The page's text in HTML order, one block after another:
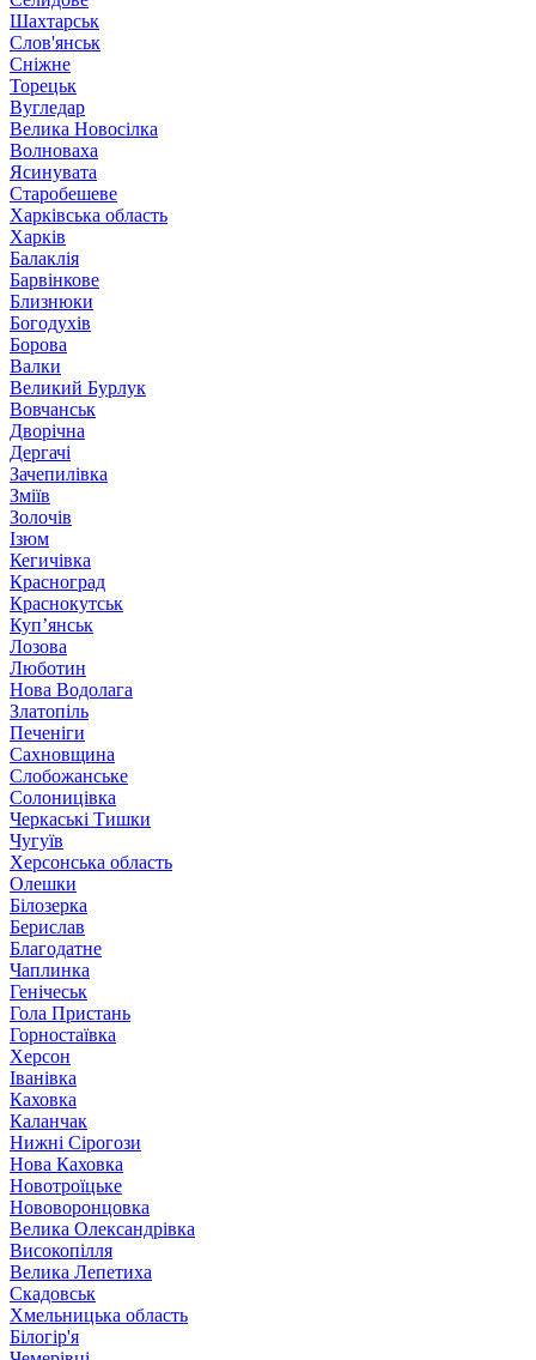
Шахтарськ
Слов'янськ
Сніжне
Торецьк
Вугледар
Велика Новосілка
Волноваха
Ясинувата
Старобешеве
Харківська область
Харків
Балаклія
Барвінкове
Близнюки
Богодухів
Борова
Валки
Великий Бурлук
Вовчанськ
Дворічна
Дергачі
Зачепилівка
Зміїв
Золочів
Ізюм
Кегичівка
Красноград
Краснокутськ
Куп’янськ
Лозова
Люботин
Нова Водолага
Златопіль
Печеніги
Сахновщина
Слобожанське
Солоницівка
Черкаські Тишки
Чугуїв
Херсонська область
Олешки
Білозерка
Берислав
Благодатне
Чаплинка
Генічеськ
Гола Пристань
Горностаївка
Херсон
Іванівка
Каховка
Каланчак
Нижні Сірогози
Нова Каховка
Новотроїцьке
Нововоронцовка
Велика Олександрівка
Високопілля
Велика Лепетиха
Скадовськ
Хмельницька область
Білогір'я